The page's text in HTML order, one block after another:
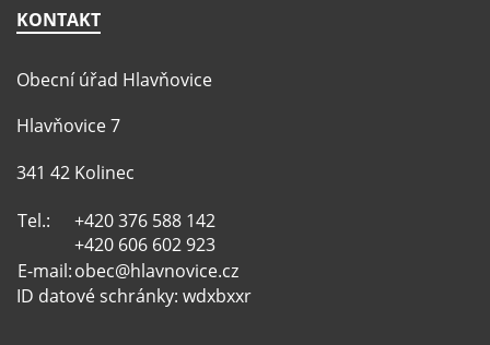
KONTAKT
Obecní úřad Hlavňovice
Hlavňovice 7
341 42 Kolinec
Tel.:
+420 376 588 142
+420 606 602 923
E-mail:obec@hlavnovice.cz
ID datové schránky: wdxbxxr